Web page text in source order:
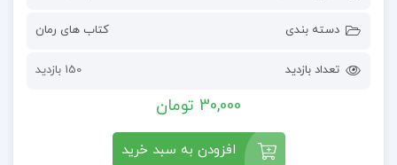
دسته بندی کتاب های رمان
تعداد بازدید 150 بازدید
30,000 تومان
افزودن به سبد خرید